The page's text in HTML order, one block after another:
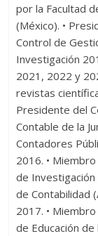
por la Facultad
(México). •
Control de
Investigación
2021, 2022 y
revistas
Presidente del
Contable de la
Contadores
2016. •
de Investigación
de Contabilidad
2017. •
de Educación